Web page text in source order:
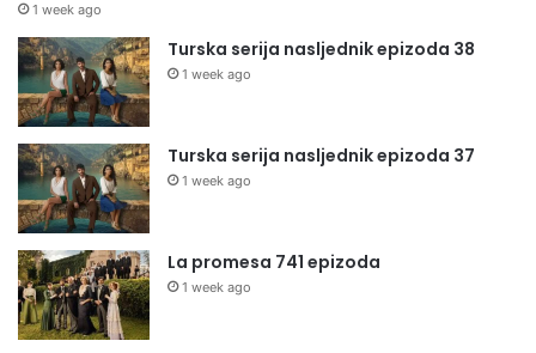
1 week ago
Turska serija nasljednik epizoda 38
1 week ago
Turska serija nasljednik epizoda 37
1 week ago
La promesa 741 epizoda
1 week ago